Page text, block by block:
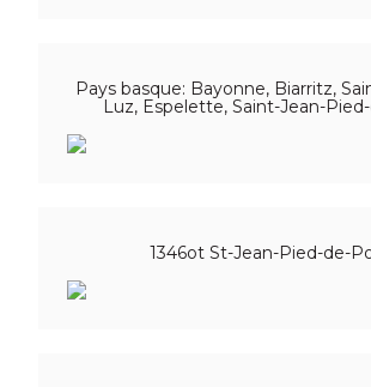
Pays basque: Bayonne, Biarritz,
Luz, Espelette, Saint-Jean-
1346ot St-Jean-Pied-de-